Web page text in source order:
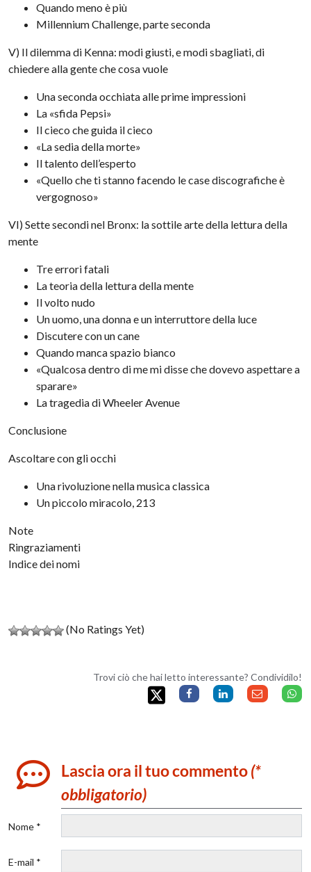
Quando meno è più
Millennium Challenge, parte seconda
V) Il dilemma di Kenna: modi giusti, e modi sbagliati, di
chiedere alla gente che cosa vuole
Una seconda occhiata alle prime impressioni
La «sfida Pepsi»
Il cieco che guida il cieco
«La sedia della morte»
Il talento dell’esperto
«Quello che ti stanno facendo le case discografiche è
vergognoso»
VI) Sette secondi nel Bronx: la sottile arte della lettura della
mente
Tre errori fatali
La teoria della lettura della mente
Il volto nudo
Un uomo, una donna e un interruttore della luce
Discutere con un cane
Quando manca spazio bianco
«Qualcosa dentro di me mi disse che dovevo aspettare a
sparare»
La tragedia di Wheeler Avenue
Conclusione
Ascoltare con gli occhi
Una rivoluzione nella musica classica
Un piccolo miracolo, 213
Note
Ringraziamenti
Indice dei nomi
(No Ratings Yet)
Trovi ciò che hai letto interessante? Condividilo!
Lascia ora il tuo commento(*
obbligatorio)
Nome *
E-mail *